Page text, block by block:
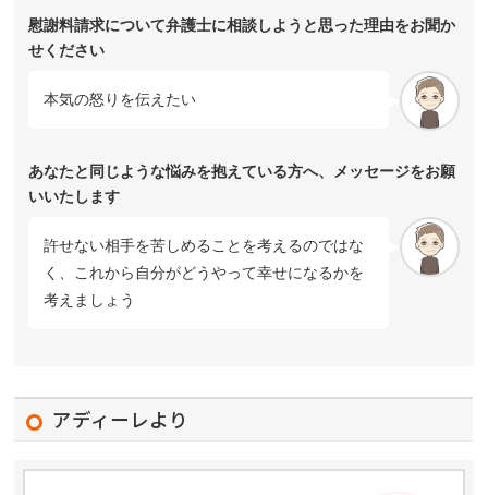
慰謝料請求について弁護士に相談しようと思った理由をお聞か
せください
本気の怒りを伝えたい
あなたと同じような悩みを抱えている方へ、メッセージをお願
いいたします
許せない相手を苦しめることを考えるのではな
く、これから自分がどうやって幸せになるかを
考えましょう
アディーレより